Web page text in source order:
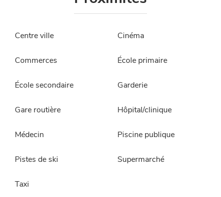
Centre ville Cinéma
Commerces École primaire
École secondaire Garderie
Gare routière Hôpital/clinique
Médecin Piscine publique
Pistes de ski Supermarché
Taxi